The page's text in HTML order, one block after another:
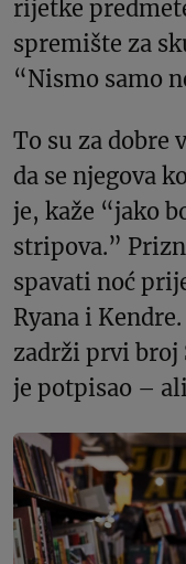
rijetke
spremište za
“Nismo samo
To su za dobre
da se njegova
je, kaže “jako
stripova.”
spavati noć
Ryana i
zadrži prvi broj
je potpisao –